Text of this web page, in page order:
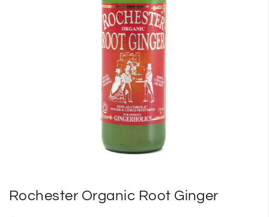
Rochester Organic Root Ginger